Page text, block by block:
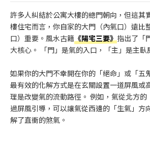
許多人糾結於公寓大樓的總門朝向，但這其
樓住宅而言，你自家的大門（內氣口）遠比
口）重要。風水古籍 《陽宅三要》指出了「
大核心。 「門」是氣的入口，「主」是主臥
如果你的大門不幸開在你的「絕命」或「五
最有效的化解方式是在玄關設置一道屏風或
理是改變氣的流動路徑。 例如，氣從北方
過屏風引導，可以讓氣從西邊的「生氣」方
解了直衝的煞氣。